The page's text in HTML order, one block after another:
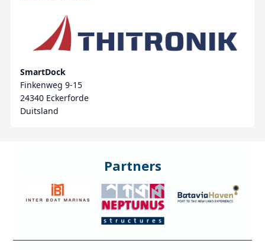
SmartDock
Finkenweg 9-15
24340 Eckerforde
Duitsland
Partners